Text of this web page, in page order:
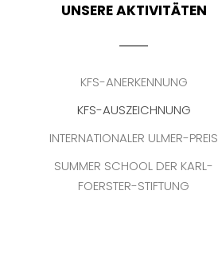
UNSERE AKTIVITÄTEN
KFS-ANERKENNUNG
KFS-AUSZEICHNUNG
INTERNATIONALER ULMER-PREIS
SUMMER SCHOOL DER KARL-
FOERSTER-STIFTUNG